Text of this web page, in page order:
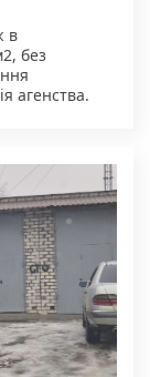
в
без
агенства.